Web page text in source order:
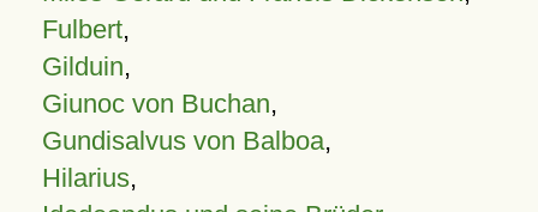
Fulbert,
Gilduin,
Giunoc von Buchan,
Gundisalvus von Balboa,
Hilarius,